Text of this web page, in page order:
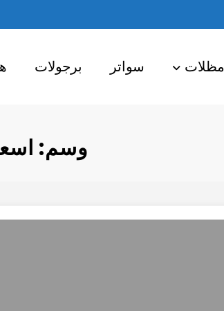
مظلات سواتر برجولات
وسم: